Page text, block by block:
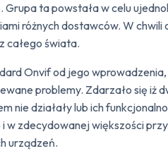
Grupa ta powstała w celu
różnych dostawców. W
całego świata.
Onvif od jego
problemy. Zdarzało się iż
nie działały lub ich
i w zdecydowanej większości
urządzeń.